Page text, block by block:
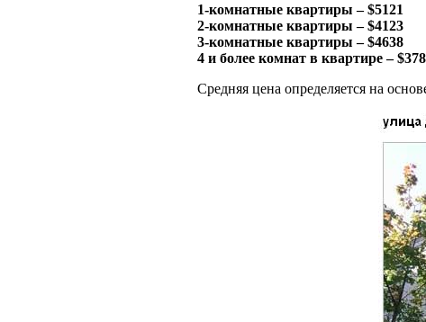
1-комнатные квартиры – $5121
2-комнатные квартиры – $4123
3-комнатные квартиры – $4638
4 и более комнат в квартире –
Средняя цена определяется на